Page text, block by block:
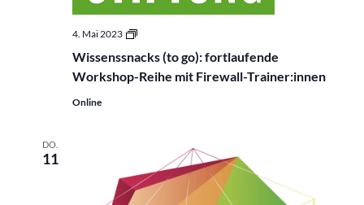
Wissenssnacks (to go): fortlaufende
Workshop-Reihe mit Firewall-Trainer:innen
4. Mai 2023
Wissenssnacks
go):
fortlaufende
Workshop-
Online
DO.
11